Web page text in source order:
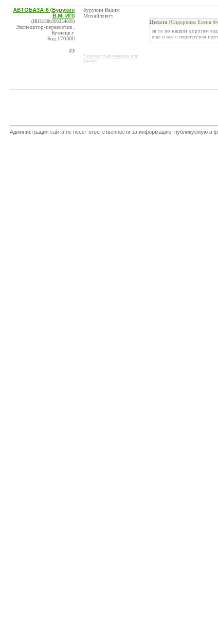
АВТОБАЗА-6 (Бурукин
В.М. ИП)
(ИНН:580309254809)
Экспедитор-перевозчик ,
Кузнецк г.
Код:170380
#3
Бурукин Вадим
Михайлович
* контакт был изменен или
удален
Цитата (Сидоренко Елена
за то по нашим дорогам
ещё и все с перегрузом
Администрация сайта не несет ответственности за информацию, публикуемую